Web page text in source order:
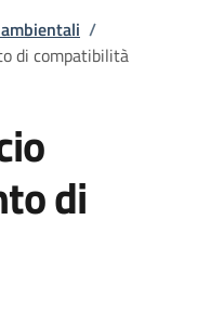
/
di compatibilità
di